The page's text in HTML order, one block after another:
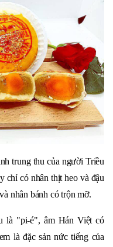
trung thu của người Triều
chỉ có nhân thịt heo và đậu
nhân bánh có trộn mỡ.
là "pi-é", âm Hán Việt có
là đặc sản nức tiếng của